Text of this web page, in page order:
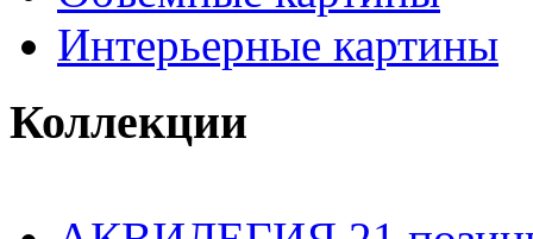
Интерьерные картины
Коллекции